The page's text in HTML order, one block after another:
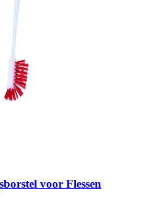
voor Flessen